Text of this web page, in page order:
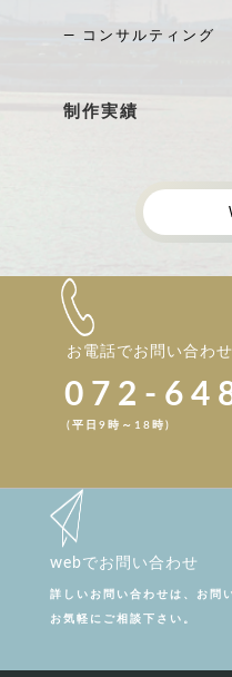
― コンサルティング
制作実績
お電話でお問い合わせ
072-
(平日9時～18時)
webでお問い合わせ
詳しいお問い合わせは、お問
お気軽にご相談下さい。